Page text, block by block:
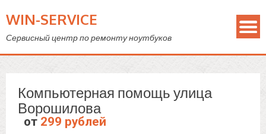
WIN-SERVICE
Сервисный центр по ремонту ноутбуков
Компьютерная помощь улица
Ворошилова
от 299 рублей